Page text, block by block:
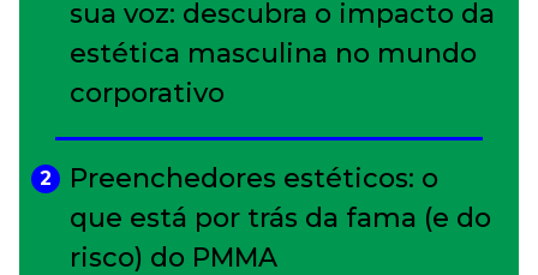
sua voz: descubra o impacto da
estética masculina no mundo
corporativo
2
Preenchedores estéticos: o
que está por trás da fama (e do
risco) do PMMA